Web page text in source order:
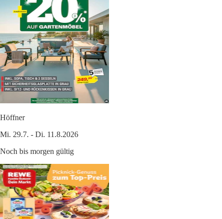
Höffner
Mi. 29.7. - Di. 11.8.2026
Noch bis morgen gültig